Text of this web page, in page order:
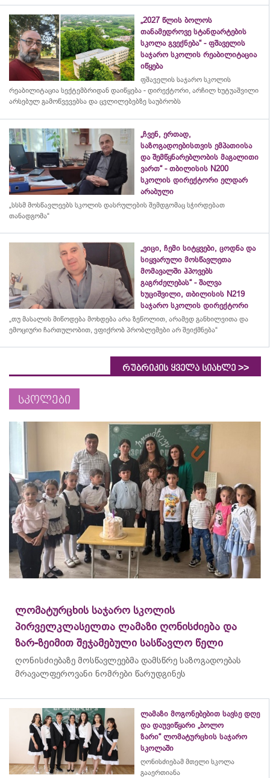
„2027 წლის ბოლოს
თანამედროვე სტანდარტების
სკოლა გვექნება“ - ფშაველის
საჯარო სკოლის რეაბილიტაცია
იწყება
ფშაველის საჯარო სკოლის
რეაბილიტაცია სექტემბრიდან დაიწყება - დირექტორი, არჩილ ხუტუაშვილი
არსებულ გამოწვევებსა და ცვლილებებზე საუბრობს
„ჩვენ, ერთად,
საზოგადოებისთვის ემპათიისა
და შემწყნარებლობის მაგალითი
ვართ“ - თბილისის N200
სკოლის დირექტორი ელდარ
არაბული
„სსსმ მოსწავლეებს სკოლის დასრულების შემდგომაც სჭირდებათ
თანადგომა“
„ვიცი, ჩემი სიტყვები, ცოდნა და
სიყვარული მოსწავლეთა
მომავალში ჰპოვებს
გაგრძელებას“ - შალვა
ხუციშვილი, თბილისის N219
საჯარო სკოლის დირექტორი
„თუ მასალის მიწოდება მოხდება არა ზეწოლით, არამედ განხილვითა და
ემოციური ჩართულობით, ვფიქრობ პრობლემები არ შეიქმნება“
რუბრიკის ყველა სიახლე >>
სკოლები
ლომატურცხის საჯარო სკოლის
პირველკლასელთა ლამაზი ღონისძიება და
ზარ-ზეიმით შეჯამებული სასწავლო წელი
ღონისძიებაზე მოსწავლეებმა დამსწრე საზოგადოებას
მრავალფეროვანი ნომრები წარუდგინეს
ლამაზი მოგონებებით სავსე დღე
და დაუვიწყარი „ბოლო
ზარი“ ლომატურცხის საჯარო
სკოლაში
ღონისძიებამ მთელი სკოლა
გააერთიანა